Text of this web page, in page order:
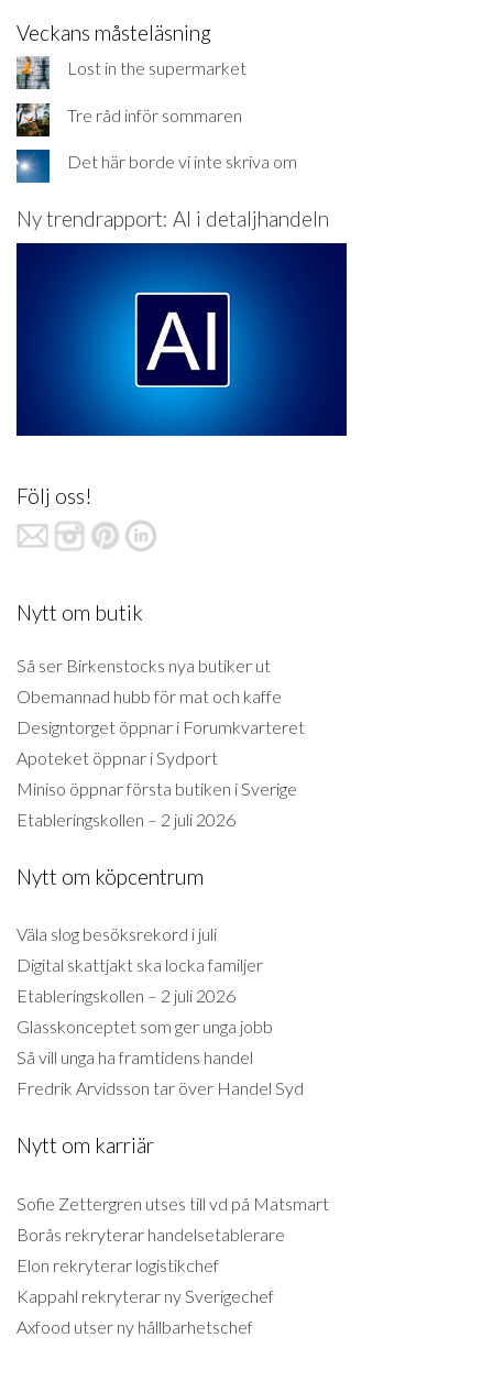
Veckans måsteläsning
Lost in the supermarket
Tre råd inför sommaren
Det här borde vi inte skriva om
Ny trendrapport: AI i detaljhandeln
Följ oss!
Nytt om butik
Så ser Birkenstocks nya butiker ut
Obemannad hubb för mat och kaffe
Designtorget öppnar i Forumkvarteret
Apoteket öppnar i Sydport
Miniso öppnar första butiken i Sverige
Etableringskollen – 2 juli 2026
Nytt om köpcentrum
Väla slog besöksrekord i juli
Digital skattjakt ska locka familjer
Etableringskollen – 2 juli 2026
Glasskonceptet som ger unga jobb
Så vill unga ha framtidens handel
Fredrik Arvidsson tar över Handel Syd
Nytt om karriär
Sofie Zettergren utses till vd på Matsmart
Borås rekryterar handelsetablerare
Elon rekryterar logistikchef
Kappahl rekryterar ny Sverigechef
Axfood utser ny hållbarhetschef